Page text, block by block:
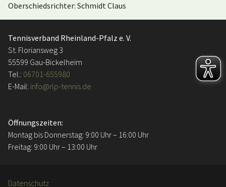
Oberschiedsrichter: Schmidt Claus
Tennisverband Rheinland-Pfalz e. V.
St. Floriansweg 3
55599 Gau-Bickelheim
Tel.: 06701-655980
E-Mail: info@rlp-tennis.de
Öffnungszeiten:
Montag bis Donnerstag: 9:00 Uhr – 16:00 Uhr
Freitag: 9:00 Uhr – 13:00 Uhr
Datenschutz